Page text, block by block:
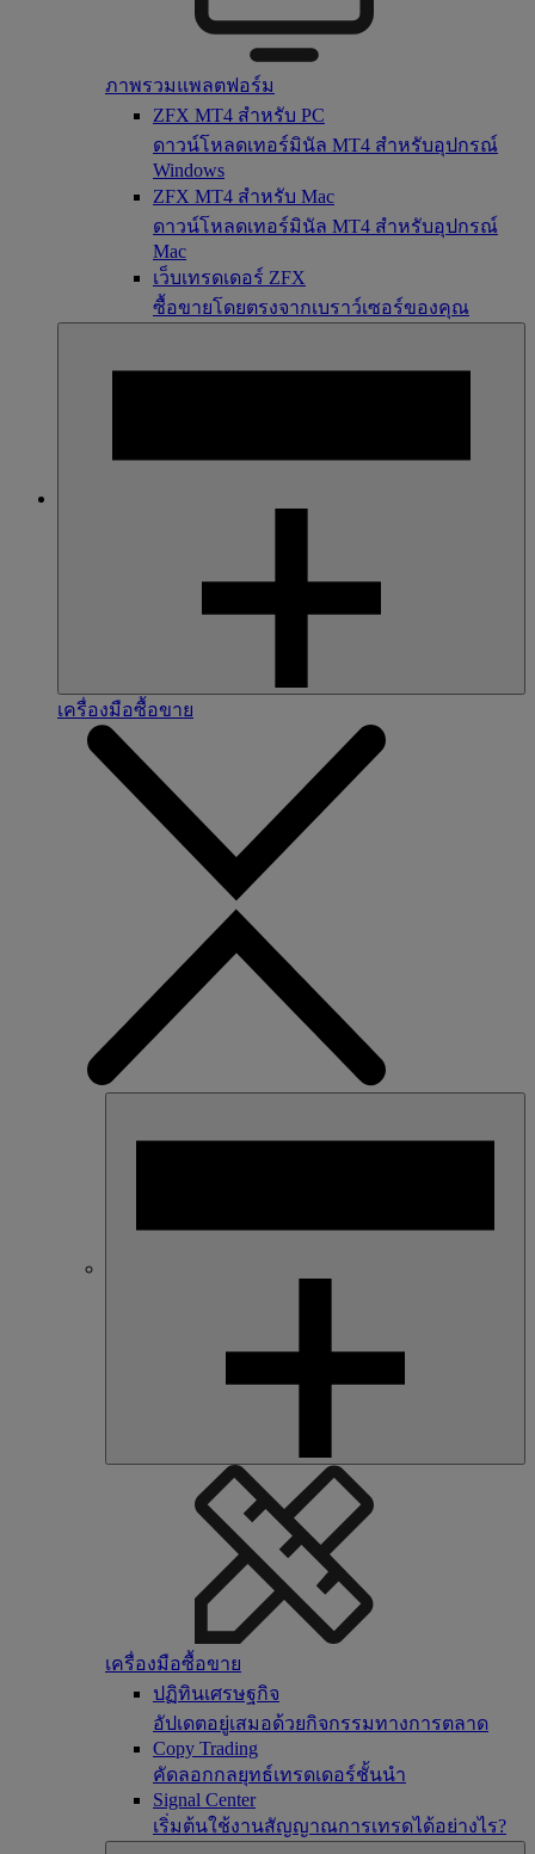
ภาพรวมแพลตฟอร์ม
ZFX MT4 สำหรับ PC
ดาวน์โหลดเทอร์มินัล MT4 สำหรับอุปกรณ์
Windows
ZFX MT4 สำหรับ Mac
ดาวน์โหลดเทอร์มินัล MT4 สำหรับอุปกรณ์
Mac
เว็บเทรดเดอร์ ZFX
ซื้อขายโดยตรงจากเบราว์เซอร์ของคุณ
เครื่องมือซื้อขาย
เครื่องมือซื้อขาย
ปฏิทินเศรษฐกิจ
อัปเดตอยู่เสมอด้วยกิจกรรมทางการตลาด
Copy Trading
คัดลอกกลยุทธ์เทรดเดอร์ชั้นนำ
Signal Center
เริ่มต้นใช้งานสัญญาณการเทรดได้อย่างไร?